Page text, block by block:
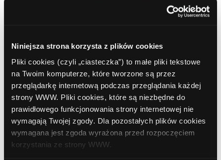
Niniejsza strona korzysta z plików cookies
Pliki cookies (czyli „ciasteczka”) to małe pliki tekstowe
na Twoim komputerze, które tworzone są przez
przeglądarkę internetową podczas przeglądania każdej
strony WWW. Pliki cookies, które są niezbędne do
prawidłowego funkcjonowania strony internetowej nie
wymagają Twojej zgody. Dla pozostałych plików cookies
wymagana jest zgoda wyrażona przed rozpoczęciem
korzystania ze strony WWW.
Udostępnij:
Prev Article Next Article